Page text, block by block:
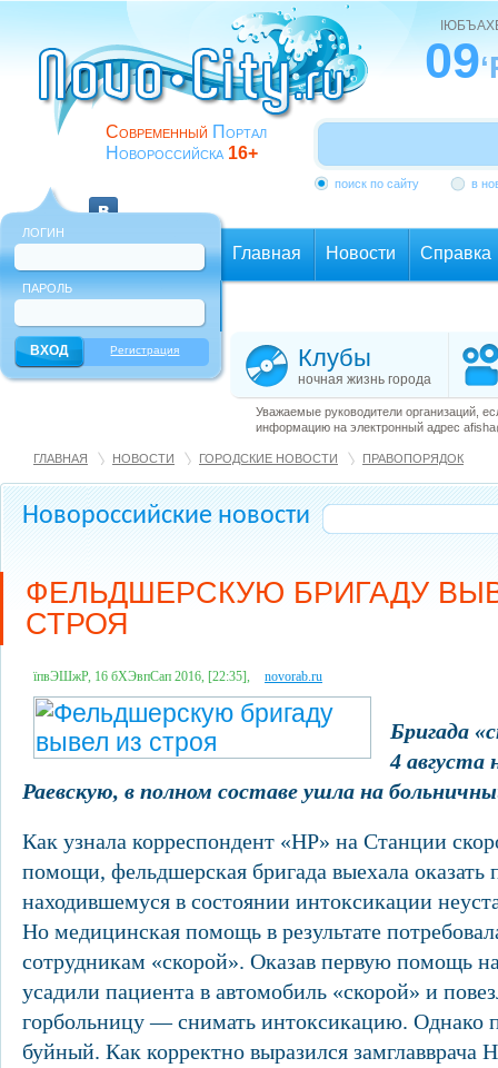
Современный Портал
Новороссийска 16+
09
поиск по сайту в
ЛОГИН
ПАРОЛЬ
Регистрация
Главная Новости Справка
Клубы
ночная жизнь города
Уважаемые руководители организаций,
информацию на электронный адрес
ГЛАВНАЯ НОВОСТИ ГОРОДСКИЕ НОВОСТИ ПРАВОПОРЯДОК
Новороссийские новости
ФЕЛЬДШЕРСКУЮ БРИГАДУ
СТРОЯ
їпвЭШжР, 16 бХЭвпСап 2016, [22:35], novorab.ru
Бригада
4 августа
Раевскую, в полном составе ушла на
Как узнала корреспондент «НР» на Станции
помощи, фельдшерская бригада выехала оказать
находившемуся в состоянии интоксикации
Но медицинская помощь в результате
сотрудникам «скорой». Оказав первую помощь
усадили пациента в автомобиль «скорой» и
горбольницу — снимать интоксикацию. Однако
буйный. Как корректно выразился